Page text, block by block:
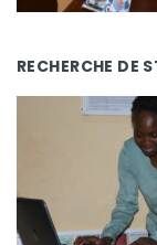
RECHERCHE DE